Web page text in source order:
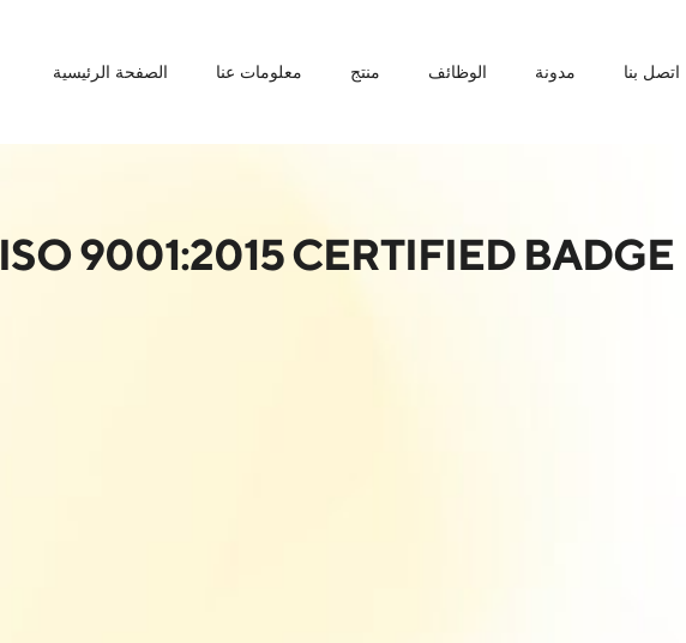
الصفحة الرئيسية معلومات عنا منتج الوظائف مدونة اتصل بنا
ISO 9001:2015 CERTIFIED BADGE